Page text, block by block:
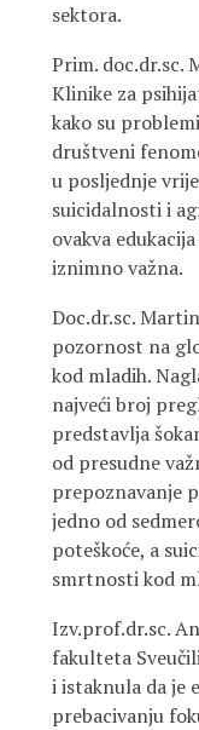
sektora.
Prim. doc.dr.sc.
Klinike za
kako su
društveni
u posljednje
suicidalnosti i
ovakva
iznimno važna.
Doc.dr.sc.
pozornost na
kod mladih.
najveći broj
predstavlja
od presudne
prepoznavanje
jedno od
poteškoće, a
smrtnosti kod
Izv.prof.dr.sc.
fakulteta
i istaknula da je
prebacivanju